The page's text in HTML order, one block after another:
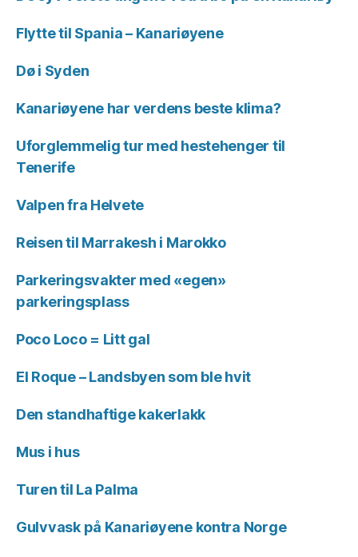
Flytte til Spania – Kanariøyene
Dø i Syden
Kanariøyene har verdens beste klima?
Uforglemmelig tur med hestehenger til
Tenerife
Valpen fra Helvete
Reisen til Marrakesh i Marokko
Parkeringsvakter med «egen»
parkeringsplass
Poco Loco = Litt gal
El Roque – Landsbyen som ble hvit
Den standhaftige kakerlakk
Mus i hus
Turen til La Palma
Gulvvask på Kanariøyene kontra Norge